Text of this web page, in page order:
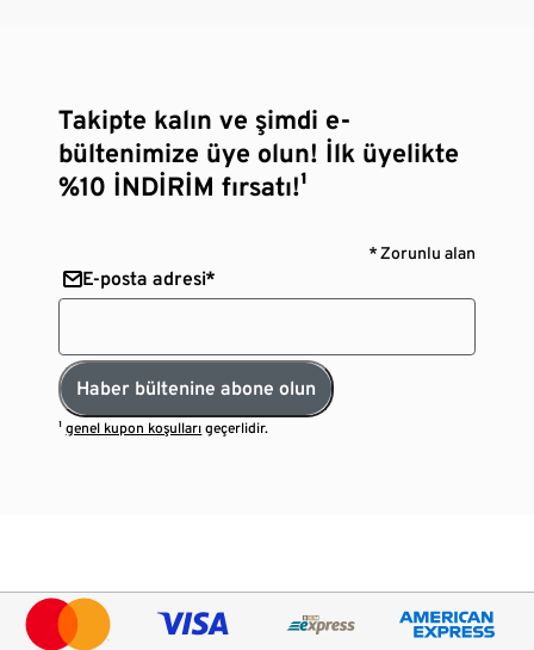
Takipte kalın ve şimdi e-
bültenimize üye olun! İlk üyelikte
%10 İNDİRİM fırsatı!¹
* Zorunlu alan
E-posta adresi*
Haber bültenine abone olun
¹genel kupon koşulları geçerlidir.